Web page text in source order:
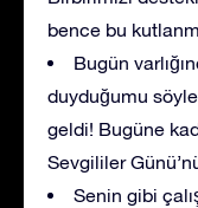
bence bu
Bugün
duyduğumu
geldi! Bugüne
Sevgililer
Senin gibi